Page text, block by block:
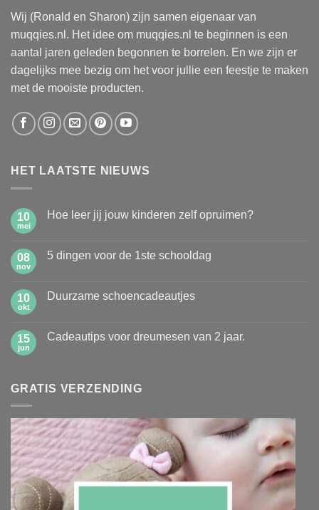
Wij (Ronald en Sharon) zijn samen eigenaar van
muqqies.nl. Het idee om muqqies.nl te beginnen is een
aantal jaren geleden begonnen te borrelen. En we zijn er
dagelijks mee bezig om het voor jullie een feestje te maken
met de mooiste producten.
HET LAATSTE NIEUWS
10
mei
Hoe leer jij jouw kinderen zelf opruimen?
Hoe
kinderen
zelf
08
nov
5 dingen voor de 1ste schooldag
5
1ste
schooldag
10
okt
Duurzame schoencadeautjes
Duurzame
15
jun
Cadeautips voor dreumesen van 2 jaar.
voor
jaar.
GRATIS VERZENDING